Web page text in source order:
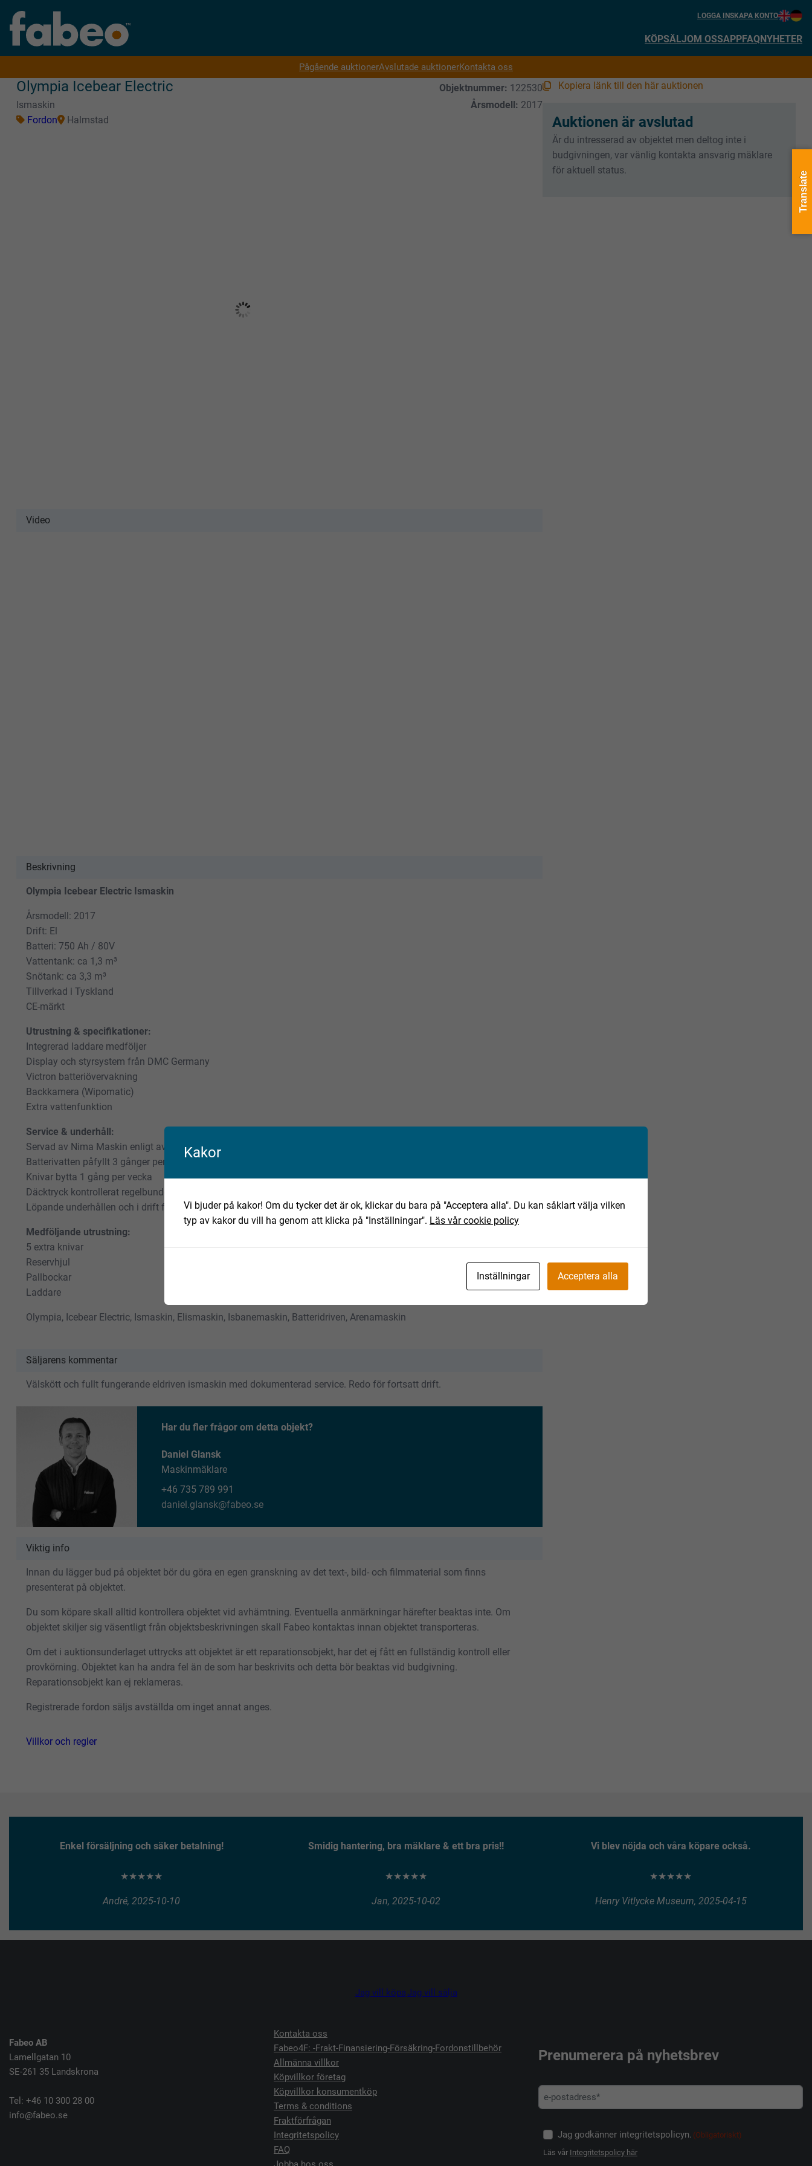
LOGGA INSKAPA KONTO
KÖPSÄLJOM OSSAPPFAQNYHETER
Pågående auktionerAvslutade auktionerKontakta oss
Olympia Icebear Electric Objektnummer: 122530
Ismaskin
Årsmodell: 2017
Fordon
Halmstad
Video
Beskrivning
Olympia Icebear Electric Ismaskin
Årsmodell: 2017
Drift: El
Batteri: 750 Ah / 80V
Vattentank: ca 1,3 m³
Snötank: ca 3,3 m³
Tillverkad i Tyskland
CE-märkt
Utrustning & specifikationer:
Integrerad laddare medföljer
Display och styrsystem från DMC Germany
Victron batteriövervakning
Backkamera (Wipomatic)
Extra vattenfunktion
Service & underhåll:
Servad av Nima Maskin enligt avtal
Batterivatten påfyllt 3 gånger per vecka
Knivar bytta 1 gång per vecka
Däcktryck kontrollerat regelbundet
Löpande underhållen och i drift fram till försäljning
Medföljande utrustning:
5 extra knivar
Reservhjul
Pallbockar
Laddare
Olympia, Icebear Electric, Ismaskin, Elismaskin, Isbanemaskin, Batteridriven, Arenamaskin
Säljarens kommentar
Välskött och fullt fungerande eldriven ismaskin med dokumenterad service. Redo för fortsatt drift.
Har du fler frågor om detta objekt?
Daniel Glansk
Maskinmäklare
+46 735 789 991
daniel.glansk@fabeo.se
Viktig info
Innan du lägger bud på objektet bör du göra en egen granskning av det text-, bild- och filmmaterial som finns
presenterat på objektet.
Du som köpare skall alltid kontrollera objektet vid avhämtning. Eventuella anmärkningar härefter beaktas inte. Om
objektet skiljer sig väsentligt från objektsbeskrivningen skall Fabeo kontaktas innan objektet transporteras.
Om det i auktionsunderlaget uttrycks att objektet är ett reparationsobjekt, har det ej fått en fullständig kontroll eller
provkörning. Objektet kan ha andra fel än de som har beskrivits och detta bör beaktas vid budgivning.
Reparationsobjekt kan ej reklameras.
Registrerade fordon säljs avställda om inget annat anges.
Villkor och regler
Kopiera länk till den här auktionen
Auktionen är avslutad
Är du intresserad av objektet men deltog inte i
budgivningen, var vänlig kontakta ansvarig mäklare
för aktuell status.
Enkel försäljning och säker betalning!
★★★★★
André, 2025-10-10
Smidig hantering, bra mäklare & ett bra pris!!
★★★★★
Jan, 2025-10-02
Vi blev nöjda och våra köpare också.
★★★★★
Henry Vitlycke Museum, 2025-04-15
Jag vill köpaJag vill sälja
Fabeo AB
Lamellgatan 10
SE-261 35 Landskrona
Tel: +46 10 300 28 00
info@fabeo.se
Kontakta oss
Fabeo4F: -Frakt-Finansiering-Försäkring-Fordonstillbehör
Allmänna villkor
Köpvillkor företag
Köpvillkor konsumentköp
Terms & conditions
Fraktförfrågan
Integritetspolicy
FAQ
Prenumerera på nyhetsbrev
Jag godkänner integritetspolicyn. (Obligatoriskt)
Läs vår Integritetspolicy här
Kakor
Vi bjuder på kakor! Om du tycker det är ok, klickar du bara på "Acceptera alla". Du kan såklart välja vilken
typ av kakor du vill ha genom att klicka på "Inställningar". Läs vår cookie policy
Inställningar Acceptera alla
Translate